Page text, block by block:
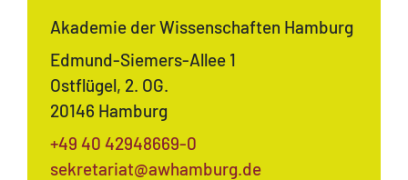
Akademie der Wissenschaften Hamburg
Edmund-Siemers-Allee 1
Ostflügel, 2. OG.
20146 Hamburg
+49 40 42948669-0
sekretariat@awhamburg.de